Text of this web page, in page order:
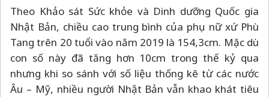
Theo Khảo sát Sức khỏe và Dinh dưỡng Quốc gia
Nhật Bản, chiều cao trung bình của phụ nữ xứ Phù
Tang trên 20 tuổi vào năm 2019 là 154,3cm. Mặc dù
con số này đã tăng hơn 10cm trong thế kỷ qua
nhưng khi so sánh với số liệu thống kê từ các nước
Âu – Mỹ, nhiều người Nhật Bản vẫn khao khát tiêu